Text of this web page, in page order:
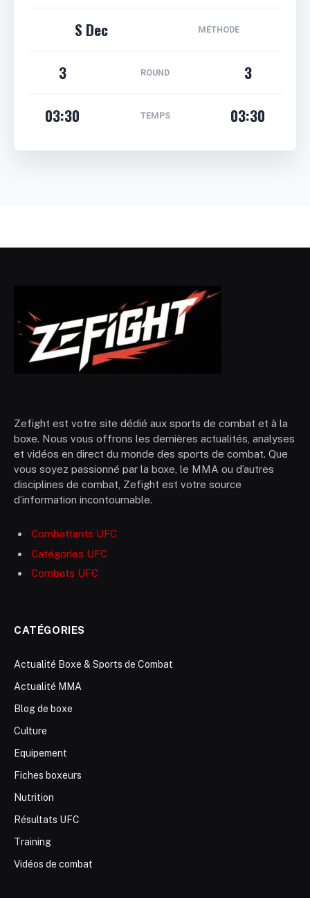
S Dec
MÉTHODE
3 ROUND
3
03:30
TEMPS 03:30
Zefight est votre site dédié aux sports de combat et à la
boxe. Nous vous offrons les dernières actualités, analyses
et vidéos en direct du monde des sports de combat. Que
vous soyez passionné par la boxe, le MMA ou d’autres
disciplines de combat, Zefight est votre source
d’information incontournable.
Combattants UFC
Catégories UFC
Combats UFC
CATÉGORIES
Actualité Boxe & Sports de Combat
Actualité MMA
Blog de boxe
Culture
Equipement
Fiches boxeurs
Nutrition
Résultats UFC
Training
Vidéos de combat